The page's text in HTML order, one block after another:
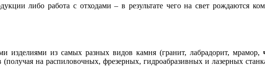
либо работа с отходами – в результате чего на свет рождаются
изделиями из самых разных видов камня (гранит, лабрадорит, мрамор,
на распиловочных, фрезерных, гидроабразивных и лазерных